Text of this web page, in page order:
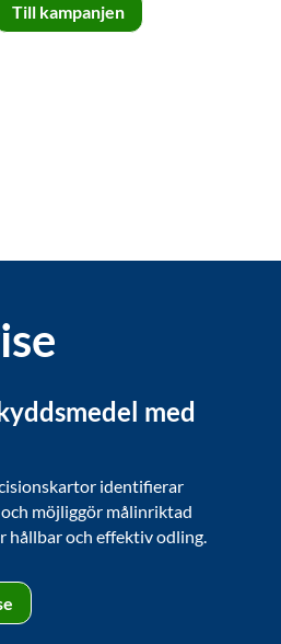
Till kampanjen
med
identifierar
möjliggör målinriktad
hållbar och effektiv odling.